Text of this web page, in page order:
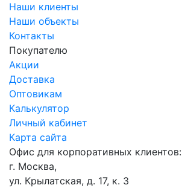
Наши клиенты
Наши объекты
Контакты
Покупателю
Акции
Доставка
Оптовикам
Калькулятор
Личный кабинет
Карта сайта
Офис для корпоративных клиентов:
г. Москва,
ул. Крылатская, д. 17, к. 3